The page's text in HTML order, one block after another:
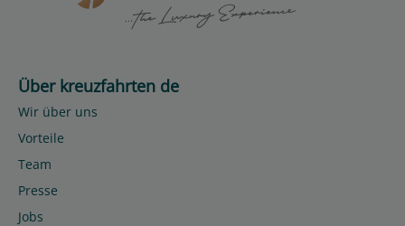
Über kreuzfahrten de
Wir über uns
Vorteile
Team
Presse
Jobs